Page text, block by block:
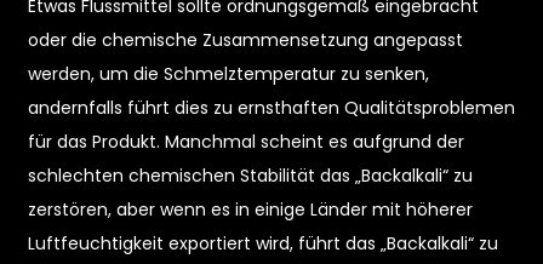
Etwas Flussmittel sollte ordnungsgemäß eingebracht
oder die chemische Zusammensetzung angepasst
werden, um die Schmelztemperatur zu senken,
andernfalls führt dies zu ernsthaften Qualitätsproblemen
für das Produkt. Manchmal scheint es aufgrund der
schlechten chemischen Stabilität das „Backalkali“ zu
zerstören, aber wenn es in einige Länder mit höherer
Luftfeuchtigkeit exportiert wird, führt das „Backalkali“ zu